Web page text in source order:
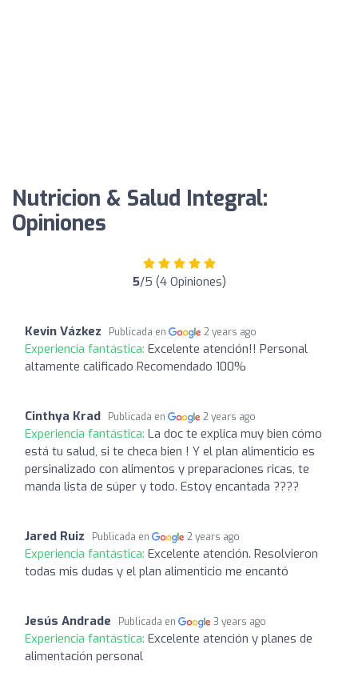
Nutricion & Salud Integral:
Opiniones
5/5 (4 Opiniones)
Kevin Vázkez Publicada en 2 years ago
Experiencia fantástica: Excelente atención!! Personal
altamente calificado Recomendado 100%
Cinthya Krad Publicada en 2 years ago
Experiencia fantástica: La doc te explica muy bien cómo
está tu salud, si te checa bien ! Y el plan alimenticio es
persinalizado con alimentos y preparaciones ricas, te
manda lista de súper y todo. Estoy encantada ????
Jared Ruiz Publicada en 2 years ago
Experiencia fantástica: Excelente atención. Resolvieron
todas mis dudas y el plan alimenticio me encantó
Jesús Andrade Publicada en 3 years ago
Experiencia fantástica: Excelente atención y planes de
alimentación personal